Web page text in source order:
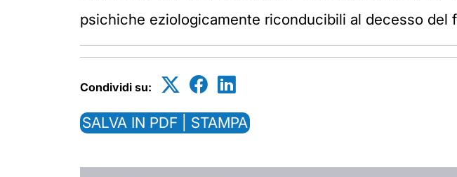
psichiche eziologicamente riconducibili al decesso del
Condividi su:
SALVA IN PDF | STAMPA